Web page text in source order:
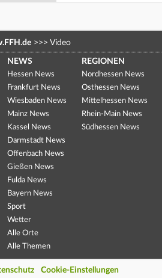
>>> Video
NEWS
Hessen News
Frankfurt News
Wiesbaden News
Mainz News
Kassel News
Darmstadt News
Offenbach News
Gießen News
Fulda News
Bayern News
Sport
Wetter
Alle Orte
Alle Themen
REGIONEN
Nordhessen News
Osthessen News
Mittelhessen News
Rhein-Main News
Südhessen News
Cookie-Einstellungen